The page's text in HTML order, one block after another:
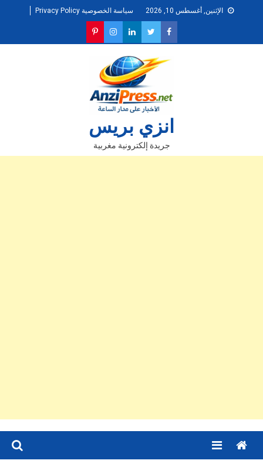
الإثنين, أغسطس 10, 2026 سياسة الخصوصية Privacy Policy
انزي بريس
جريدة إلكترونية مغربية
Menu